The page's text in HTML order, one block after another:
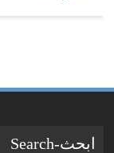
ابحث-Search